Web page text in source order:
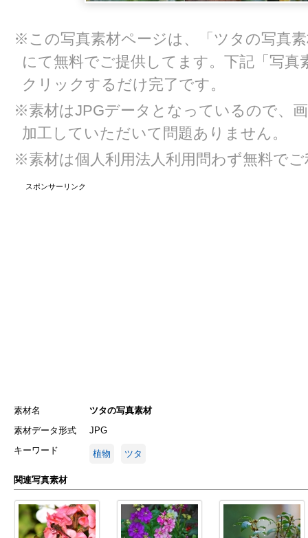
※この写真素材ページは、「ツタの写真
にて無料でご提供してます。下記「写
クリックするだけ完了です。
※素材はJPGデータとなっているので、
加工していただいて問題ありません。
※素材は個人利用法人利用問わず無料で
スポンサーリンク
素材名
ツタの写真素材
素材データ形式
JPG
キーワード
植物 ツタ
関連写真素材